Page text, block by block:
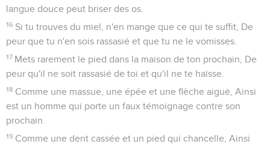
langue douce peut briser des os.
16 Si tu trouves du miel, n'en mange que ce qui te suffit, De
peur que tu n'en sois rassasié et que tu ne le vomisses.
17 Mets rarement le pied dans la maison de ton prochain, De
peur qu'il ne soit rassasié de toi et qu'il ne te haïsse.
18 Comme une massue, une épée et une flèche aiguë, Ainsi
est un homme qui porte un faux témoignage contre son
prochain.
19 Comme une dent cassée et un pied qui chancelle, Ainsi